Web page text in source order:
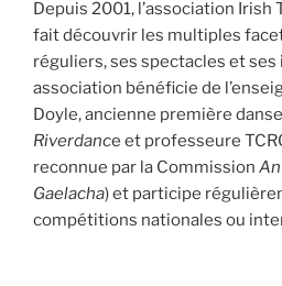
Depuis 2001, l’association Irish
fait découvrir les multiples
réguliers, ses spectacles et
association bénéficie de
Doyle, ancienne première
Riverdance et professeure
reconnue par la Commission
Gaelacha) et participe
compétitions nationales ou